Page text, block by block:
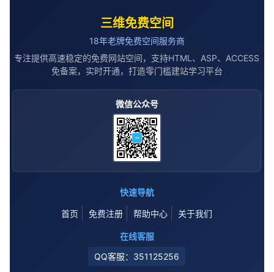
三维免费空间
18年老牌免费空间服务商
专注提供高速稳定的免费网站空间，支持HTML、ASP、ACCESS
免备案，实时开通，打造零门槛建站学习平台
微信公众号
快速导航
首页 免费注册 帮助中心 关于我们
在线客服
QQ客服：351125256